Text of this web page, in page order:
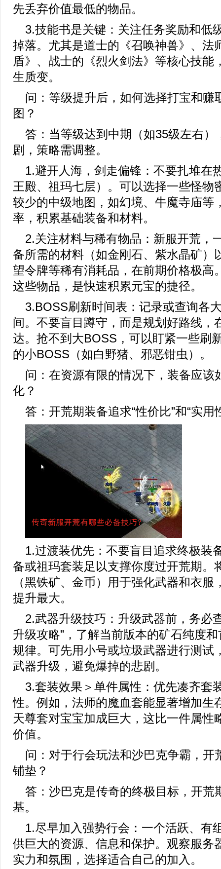
先丢弃价值最低的物品。
3.技能书是关键：关注任务奖励和低
掉落。尤其是道士的《召唤神兽》、法
盾》、战士的《烈火剑法》等核心技能
生质变。
问：等级提升后，如何选择打宝和赚
图？
答：当等级达到中期（如35级左右）
剧，策略需调整。
1.避开人海，剑走偏锋：不要扎堆在
王殿、祖玛七层）。可以选择一些怪物
较少的中级地图，如幻境、牛魔寺庙等
率，积累基础装备和材料。
2.关注材料与稀有物品：新服开荒，
备所需的材料（如金刚石、紫水晶矿）
望令牌等稀有消耗品，在前期价格极高
这些物品，是快速积累元宝的捷径。
3.BOSS刷新时间表：记录或查询各
间。不要盲目蹲守，而是规划好路线，
达。抢不到大BOSS，可以盯紧一些刷
的小BOSS（如白野猪、邪恶钳虫）。
问：在资源有限的情况下，装备应该
化？
答：开荒期装备追求“性价比”和“实用
1.过渡装优先：不要盲目追求终极装
备或祖玛套装足以支撑你度过开荒期。
（黑铁矿、金币）用于强化武器和衣服
提升最大。
2.武器升级技巧：升级武器前，务必
升级攻略”，了解当前版本的矿石纯度
规律。可先用小号或垃圾武器进行测试
武器升级，避免爆掉的悲剧。
3.套装效果＞单件属性：优先凑齐套
性。例如，法师的魔血套能显著增加生
天尊套对宝宝加成巨大，这比一件属性
价值。
问：对于行会玩法和沙巴克争霸，开
铺垫？
答：沙巴克是传奇的终极目标，开荒
基。
1.尽早加入强势行会：一个活跃、有
供巨大的资源、信息和保护。观察服务
实力和氛围，选择适合自己的加入。